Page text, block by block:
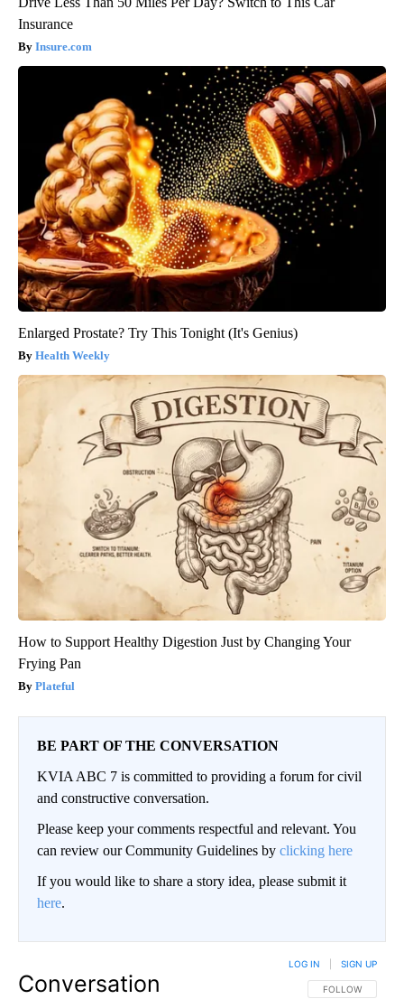
Insurance
Insure.com
Enlarged Prostate? Try This Tonight (It's Genius)
Health Weekly
How to Support Healthy Digestion Just by Changing Your
Frying Pan
Plateful
BE PART OF THE CONVERSATION
KVIA ABC 7 is committed to providing a forum for civil
and constructive conversation.
Please keep your comments respectful and relevant. You
can review our Community Guidelines by clicking here
If you would like to share a story idea, please submit it
here.
Conversation FOLLOW THIS
FOLLOW
LOG IN SIGN UP